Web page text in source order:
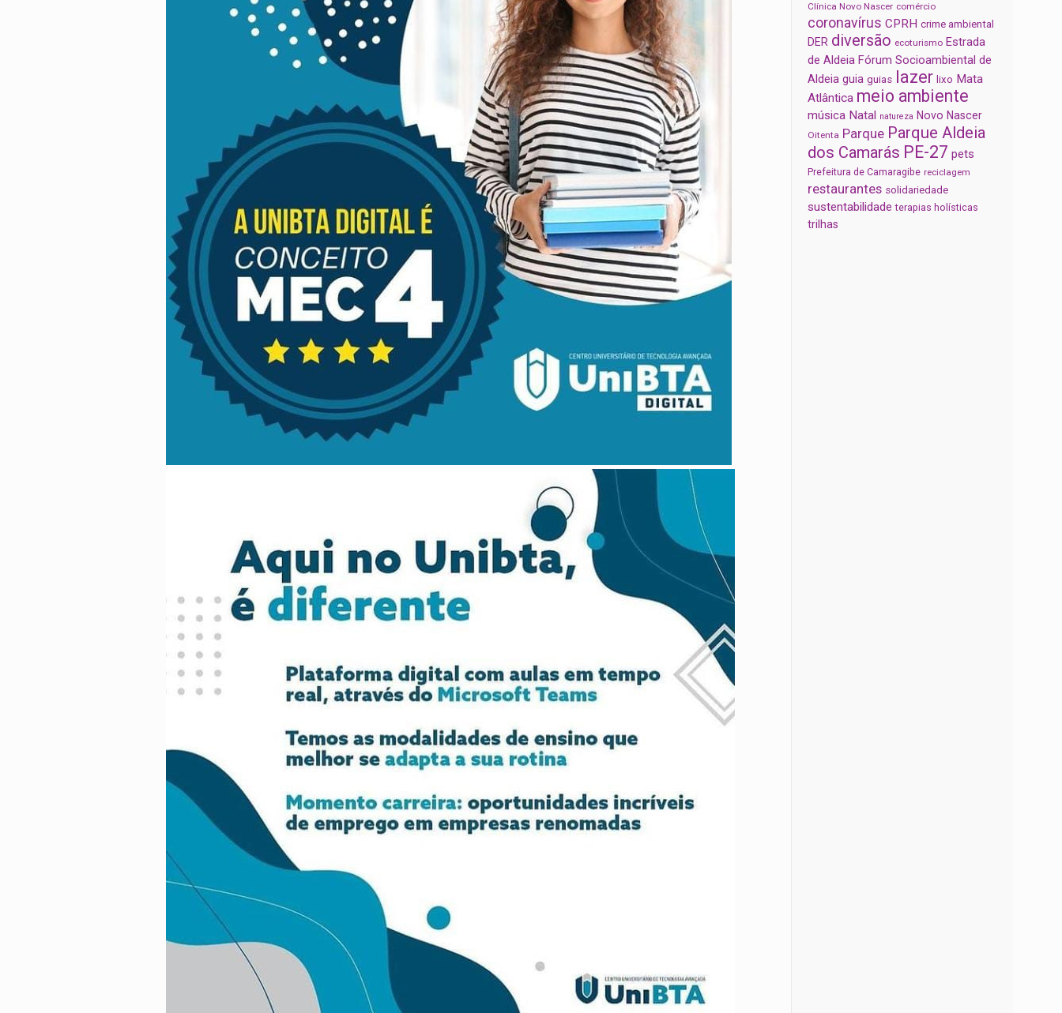
Clínica Novo Nascer comércio
coronavírus CPRH crime ambiental
DER diversão ecoturismo Estrada
de Aldeia Fórum Socioambiental de
Aldeia guia guias lazer lixo Mata
Atlântica meio ambiente
música Natal natureza Novo Nascer
Oitenta Parque Parque Aldeia
dos Camarás PE-27 pets
Prefeitura de Camaragibe reciclagem
restaurantes solidariedade
sustentabilidade terapias holísticas
trilhas